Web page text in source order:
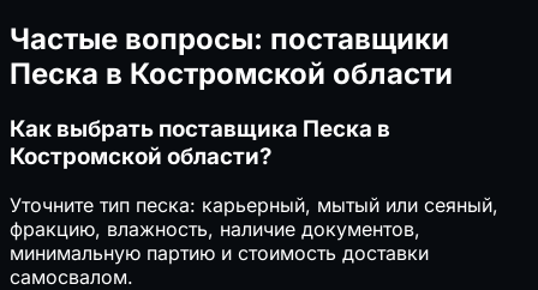
Частые вопросы: поставщики
Песка в Костромской области
Как выбрать поставщика Песка в
Костромской области?
Уточните тип песка: карьерный, мытый или сеяный,
фракцию, влажность, наличие документов,
минимальную партию и стоимость доставки
самосвалом.